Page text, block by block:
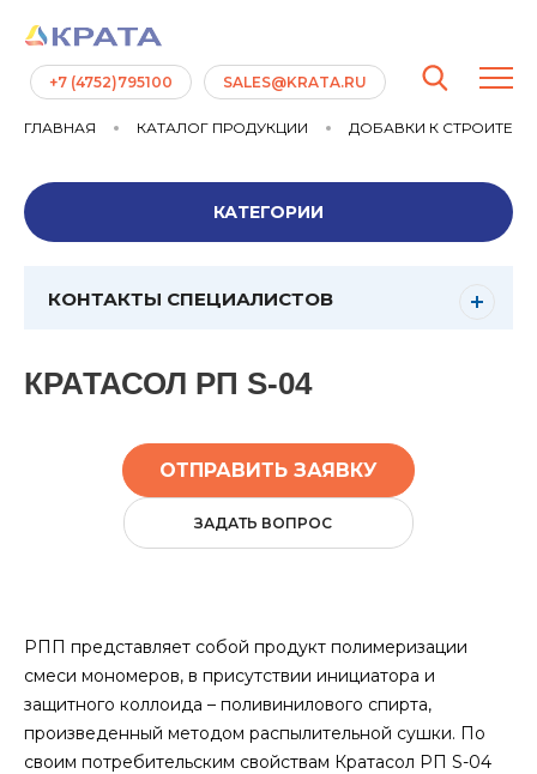
+7 (4752)795100 SALES@KRATA.RU
ГЛАВНАЯ КАТАЛОГ ПРОДУКЦИИ ДОБАВКИ К
КАТЕГОРИИ
КОНТАКТЫ СПЕЦИАЛИСТОВ
КРАТАСОЛ РП S-04
ОТПРАВИТЬ ЗАЯВКУ
ЗАДАТЬ ВОПРОС
РПП представляет собой продукт полимеризации
смеси мономеров, в присутствии инициатора и
защитного коллоида – поливинилового спирта,
произведенный методом распылительной сушки. По
своим потребительским свойствам Кратасол РП S-04